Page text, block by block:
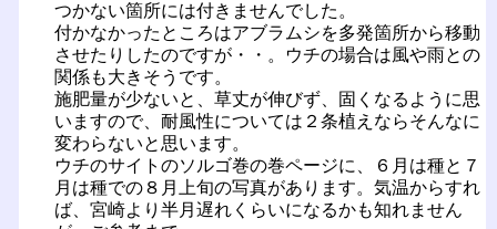
つかない箇所には付きませんでした。
付かなかったところはアブラムシを多発箇所から移動
させたりしたのですが・・。ウチの場合は風や雨との
関係も大きそうです。
施肥量が少ないと、草丈が伸びず、固くなるように思
いますので、耐風性については２条植えならそんなに
変わらないと思います。
ウチのサイトのソルゴ巻の巻ページに、６月は種と７
月は種での８月上旬の写真があります。気温からすれ
ば、宮崎より半月遅れくらいになるかも知れません